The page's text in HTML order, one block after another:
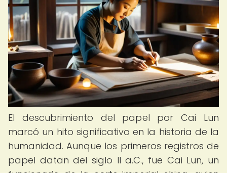
El descubrimiento del papel por Cai Lun
marcó un hito significativo en la historia de la
humanidad. Aunque los primeros registros de
papel datan del siglo II a.C., fue Cai Lun, un